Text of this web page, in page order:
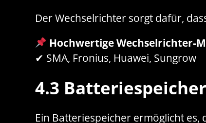
Der Wechselrichter sorgt dafür,
Hochwertige Wechselrichter-
✔ SMA, Fronius, Huawei, Sungrow
4.3 Batteriespeicher
Ein Batteriespeicher ermöglicht